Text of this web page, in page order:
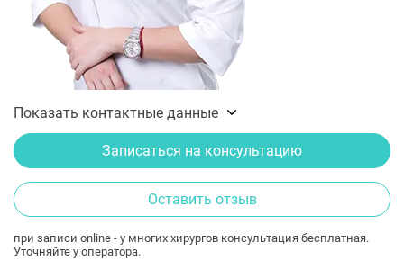
Показать контактные данные
Записаться на консультацию
Оставить отзыв
при записи online - у многих хирургов консультация бесплатная.
Уточняйте у оператора.